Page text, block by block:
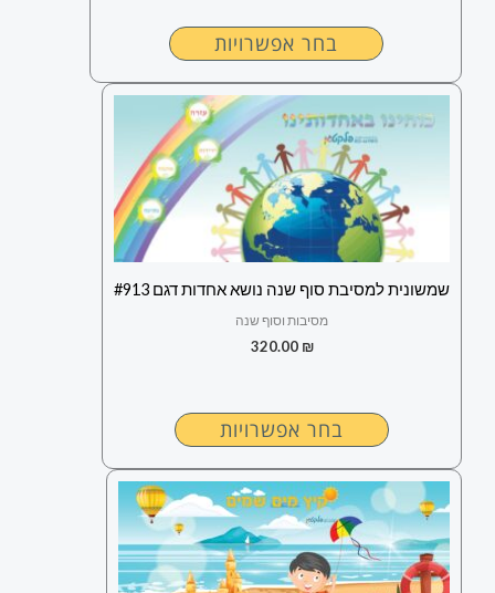
בחר אפשרויות
שמשונית למסיבת סוף שנה נושא אחדות דגם #913
מסיבות וסוף שנה
320.00 ₪
בחר אפשרויות
למוצר
זה
יש
מספר
סוגים.
ניתן
האפשרויות
למוצר
זה
יש
מספר